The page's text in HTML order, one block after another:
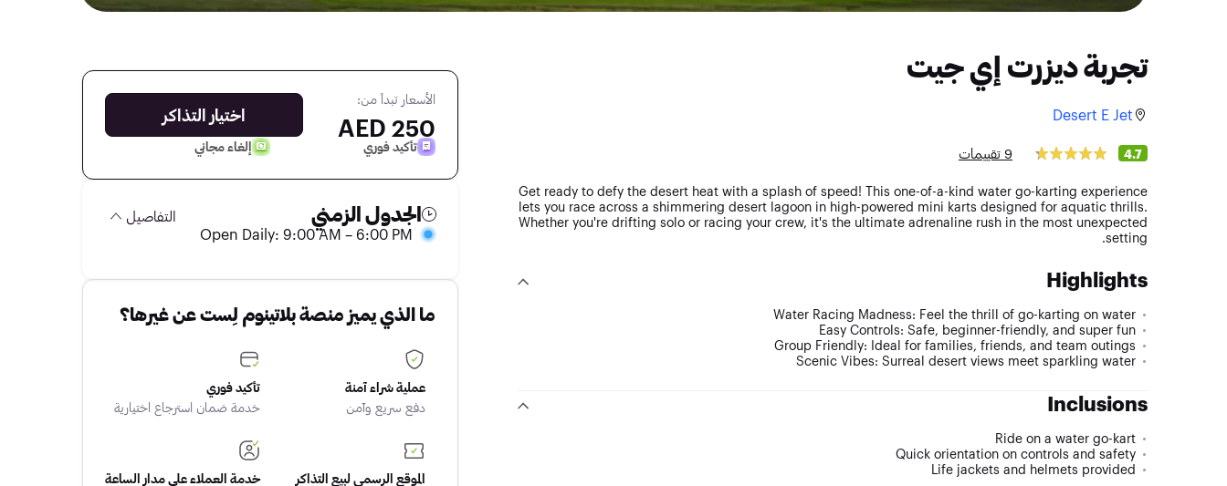
الأسعار تبدأ من:
250 AED اختيار التذاكر
تأكيد فوري إلغاء مجاني
الجدول الزمني
التفاصيل
Open Daily: 9:00 AM – 6:00 PM
ما الذي يميز منصة بلاتينوم لِست عن غيرها؟
عملية شراء آمنة
دفع سريع وآمن
تأكيد فوري
خدمة ضمان استرجاع اختيارية
الموقع الرسمي لبيع التذاكر
خدمة العملاء على مدار الساعة
تجربة ديزرت إي جيت
Desert E Jet
4.7 9 تقييمات
Get ready to defy the desert heat with a splash of speed! This one-of-a-kind water go-karting experience
lets you race across a shimmering desert lagoon in high-powered mini karts designed for aquatic thrills.
Whether you're drifting solo or racing your crew, it's the ultimate adrenaline rush in the most unexpected
setting.
Highlights
Water Racing Madness: Feel the thrill of go-karting on water
Easy Controls: Safe, beginner-friendly, and super fun
Group Friendly: Ideal for families, friends, and team outings
Scenic Vibes: Surreal desert views meet sparkling water
Inclusions
Ride on a water go-kart
Quick orientation on controls and safety
Life jackets and helmets provided